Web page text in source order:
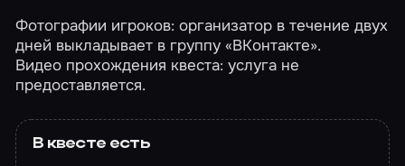
Фотографии игроков: организатор в течение двух
дней выкладывает в группу «ВКонтакте».
Видео прохождения квеста: услуга не
предоставляется.
В квесте есть